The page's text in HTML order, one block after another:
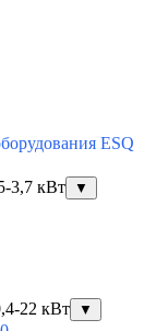
ESQ
3,7 кВт ▼
22 кВт
▼